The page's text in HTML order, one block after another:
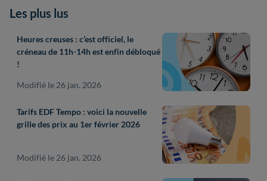
Les plus lus
Heures creuses : c’est officiel, le
créneau de 11h-14h est enfin débloqué
!
Modifié le 26 jan. 2026
Tarifs EDF Tempo : voici la nouvelle
grille des prix au 1er février 2026
Modifié le 26 jan. 2026